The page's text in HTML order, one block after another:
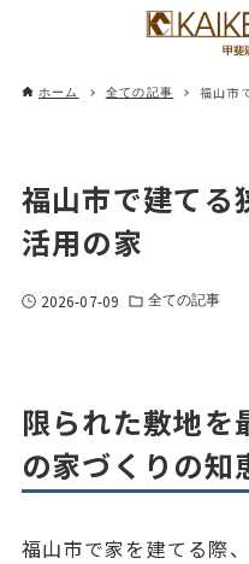
ホーム 全ての記事 福山市
福山市で建て
活用の家
2026-07-09 全ての記事
限られた敷地を
の家づくりの知
福山市で家を建てる際